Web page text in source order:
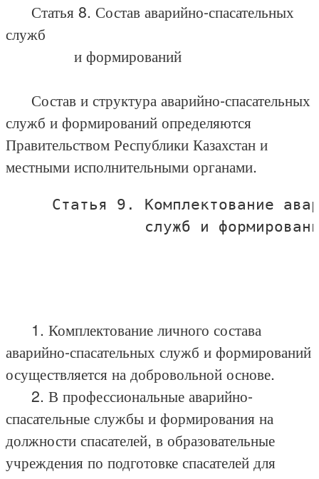
Статья 8. Состав аварийно-спасательных
служб
и формирований
Состав и структура аварийно-спасательных
служб и формирований определяются
Правительством Республики Казахстан и
местными исполнительными органами.
Статья 9. Комплектование
служб и
1. Комплектование личного состава
аварийно-спасательных служб и формирований
осуществляется на добровольной основе.
2. В профессиональные аварийно-
спасательные службы и формирования на
должности спасателей, в образовательные
учреждения по подготовке спасателей для